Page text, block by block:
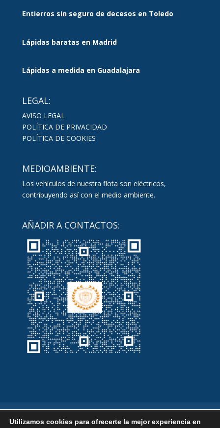
Entierros sin seguro de decesos en Toledo
Lápidas baratas en Madrid
Lápidas a medida en Guadalajara
LEGAL:
AVISO LEGAL
POLÍTICA DE PRIVACIDAD
POLÍTICA DE COOKIES
MEDIOAMBIENTE:
Los vehículos de nuestra flota son eléctricos,
contribuyendo así con el medio ambiente.
AÑADIR A CONTACTOS:
Utilizamos cookies para ofrecerte la mejor experiencia en